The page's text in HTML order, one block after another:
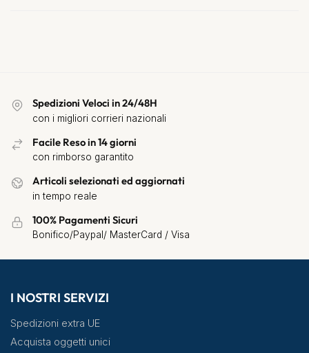
Spedizioni Veloci in 24/48H
con i migliori corrieri nazionali
Facile Reso in 14 giorni
con rimborso garantito
Articoli selezionati ed aggiornati
in tempo reale
100% Pagamenti Sicuri
Bonifico/Paypal/ MasterCard / Visa
I NOSTRI SERVIZI
Spedizioni extra UE
Acquista oggetti unici